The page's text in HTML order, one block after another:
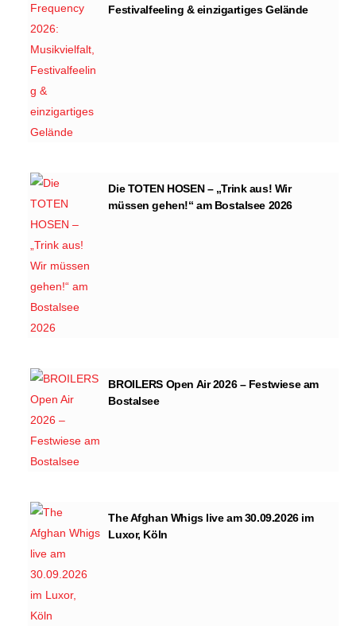
Festivalfeeling & einzigartiges Gelände
Die TOTEN HOSEN – „Trink aus! Wir
müssen gehen!“ am Bostalsee 2026
BROILERS Open Air 2026 – Festwiese am
Bostalsee
The Afghan Whigs live am 30.09.2026 im
Luxor, Köln